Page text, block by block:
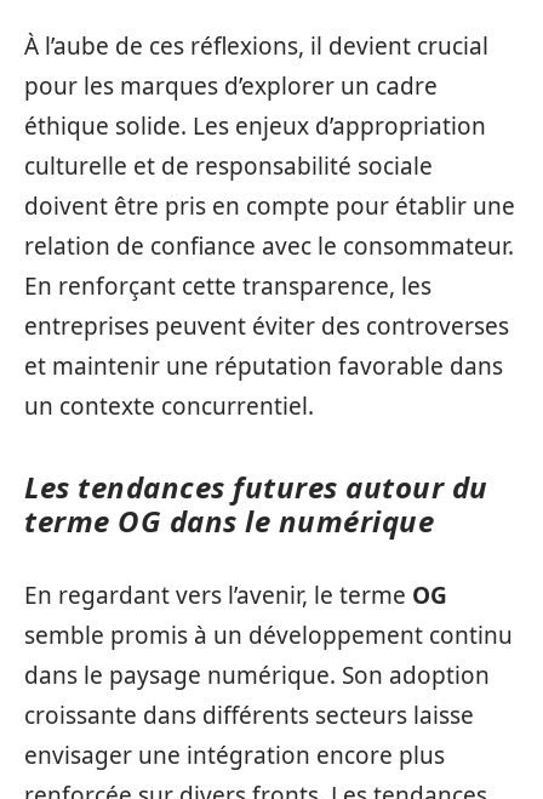
À l’aube de ces réflexions, il devient crucial
pour les marques d’explorer un cadre
éthique solide. Les enjeux d’appropriation
culturelle et de responsabilité sociale
doivent être pris en compte pour établir une
relation de confiance avec le consommateur.
En renforçant cette transparence, les
entreprises peuvent éviter des controverses
et maintenir une réputation favorable dans
un contexte concurrentiel.
Les tendances futures autour du
terme OG dans le numérique
En regardant vers l’avenir, le terme OG
semble promis à un développement continu
dans le paysage numérique. Son adoption
croissante dans différents secteurs laisse
envisager une intégration encore plus